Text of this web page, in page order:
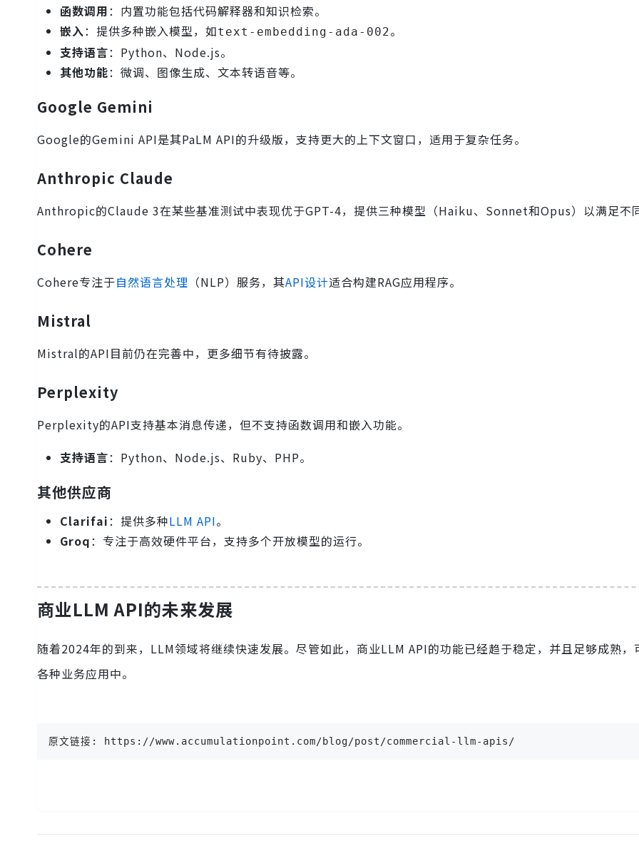
函数调用：内置功能包括代码解释器和知识检索。
嵌入：提供多种嵌入模型，如text-embedding-ada-002。
支持语言：Python、Node.js。
其他功能：微调、图像生成、文本转语音等。
Google Gemini
Google的Gemini API是其PaLM API的升级版，支持更大的上下文窗口，适用于复杂任务。
Anthropic Claude
Anthropic的Claude 3在某些基准测试中表现优于GPT-4，提供三种模型（Haiku、Sonnet和Opus）以满足不同
Cohere
Cohere专注于自然语言处理 （NLP）服务，其API设计适合构建RAG应用程序。
Mistral
Mistral的API目前仍在完善中，更多细节有待披露。
Perplexity
Perplexity的API支持基本消息传递，但不支持函数调用和嵌入功能。
支持语言：Python、Node.js、Ruby、PHP。
其他供应商
Clarifai：提供多种LLM API。
Groq：专注于高效硬件平台，支持多个开放模型的运行。
商业LLM API的未来发展
随着2024年的到来，LLM领域将继续快速发展。尽管如此，商业LLM API的功能已经趋于稳定，并且足够成熟，
各种业务应用中。
原文链接: https://www.accumulationpoint.com/blog/post/commercial-llm-apis/